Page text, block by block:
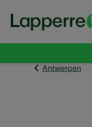
Antwerpen